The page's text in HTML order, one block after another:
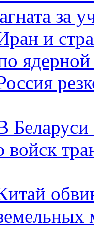
за
и
войск